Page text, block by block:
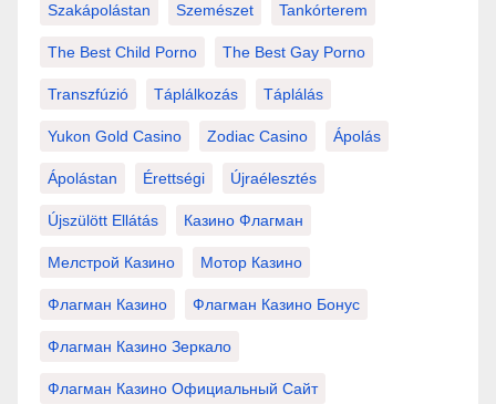
Szakápolástan Szemészet Tankórterem
The Best Child Porno The Best Gay Porno
Transzfúzió Táplálkozás Táplálás
Yukon Gold Casino Zodiac Casino Ápolás
Ápolástan Érettségi Újraélesztés
Újszülött Ellátás Казино Флагман
Мелстрой Казино Мотор Казино
Флагман Казино Флагман Казино Бонус
Флагман Казино Зеркало
Флагман Казино Официальный Сайт